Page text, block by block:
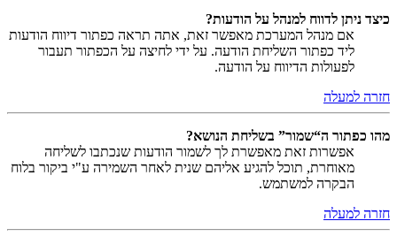
כיצד ניתן לדווח למנהל על הודעות?
אם מנהל המערכת מאפשר זאת, אתה תראה כפתור דיווח הודעות
ליד כפתור השליחת הודעה. על ידי לחיצה על הכפתור תעבור
לפעולות הדיווח על הודעה.
חזרה למעלה
מהו כפתור ה“שמור” בשליחת הנושא?
אפשרות זאת מאפשרת לך לשמור הודעות שנכתבו לשליחה
מאוחרת, תוכל להגיע אליהם שנית לאחר השמירה ע"י ביקור בלוח
הבקרה למשתמש.
חזרה למעלה